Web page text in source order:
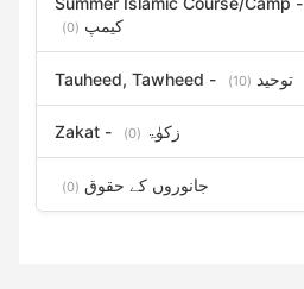
کیمپ (0)
Tauheed, Tawheed - توحید (10)
Zakat - زکوٰۃ (0)
جانوروں کے حقوق (0)